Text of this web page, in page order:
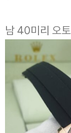
남 40미리 오토